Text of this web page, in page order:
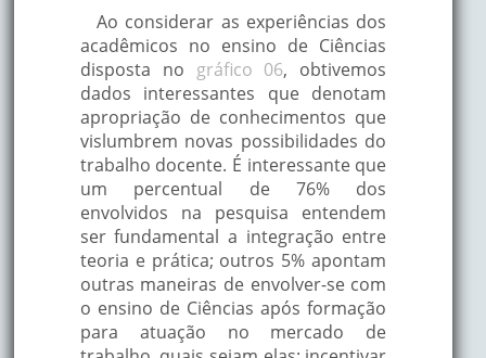
Ao considerar as experiências dos
acadêmicos no ensino de Ciências
disposta no gráfico 06, obtivemos
dados interessantes que denotam
apropriação de conhecimentos que
vislumbrem novas possibilidades do
trabalho docente. É interessante que
um percentual de 76% dos
envolvidos na pesquisa entendem
ser fundamental a integração entre
teoria e prática; outros 5% apontam
outras maneiras de envolver-se com
o ensino de Ciências após formação
para atuação no mercado de